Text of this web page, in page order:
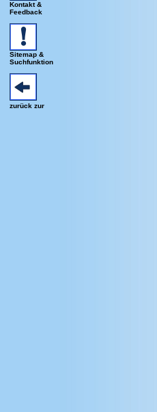
Kontakt &
Feedback
Sitemap &
Suchfunktion
zurück zur